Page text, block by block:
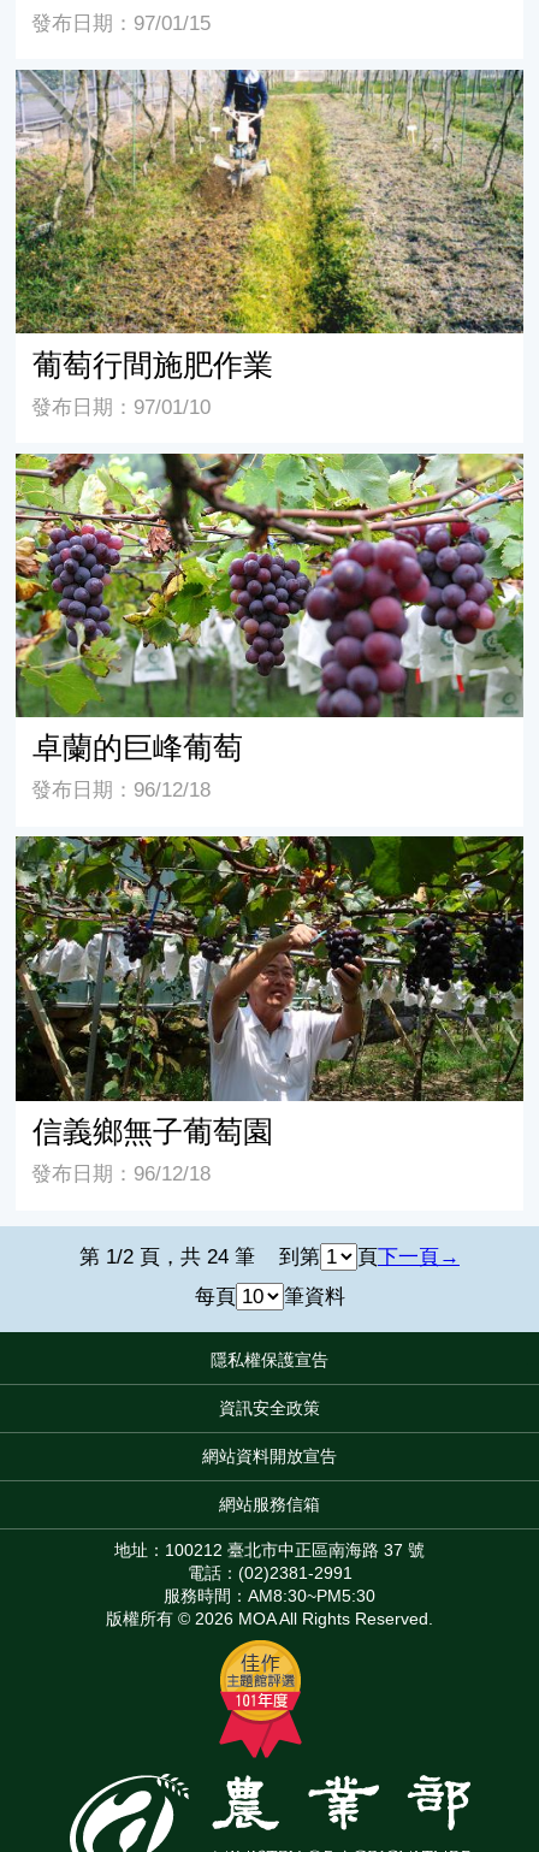
發布日期：97/01/15
葡萄行間施肥作業
葡萄行間施肥作業
發布日期：97/01/10
卓蘭的巨峰葡萄
卓蘭的巨峰葡萄
發布日期：96/12/18
信義鄉無子葡萄園
信義鄉無子葡萄園
發布日期：96/12/18
第 1/2 頁，共 24 筆 到第 頁下一頁
每頁
筆資料
隱私權保護宣告
資訊安全政策
網站資料開放宣告
網站服務信箱
地址：100212 臺北市中正區南海路 37 號
電話：(02)2381-2991
服務時間：AM8:30~PM5:30
版權所有 © 2026 MOA All Rights Reserved.